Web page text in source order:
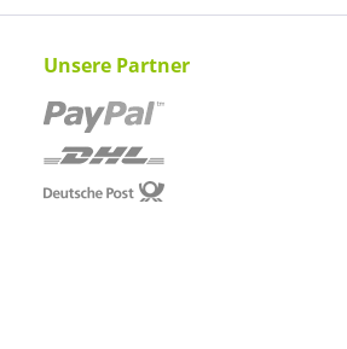
Unsere Partner